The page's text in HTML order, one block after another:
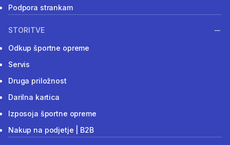
Podpora strankam
STORITVE
Odkup športne opreme
Servis
Druga priložnost
Darilna kartica
Izposoja športne opreme
Nakup na podjetje | B2B